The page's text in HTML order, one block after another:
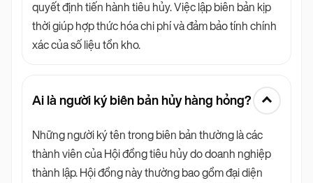
quyết định tiến hành tiêu hủy. Việc lập biên bản kịp
thời giúp hợp thức hóa chi phí và đảm bảo tính chính
xác của số liệu tồn kho.
Ai là người ký biên bản hủy hàng hỏng?
Những người ký tên trong biên bản thường là các
thành viên của Hội đồng tiêu hủy do doanh nghiệp
thành lập. Hội đồng này thường bao gồm đại diện